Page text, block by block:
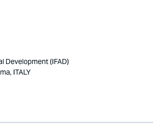
Development (IFAD)
ITALY